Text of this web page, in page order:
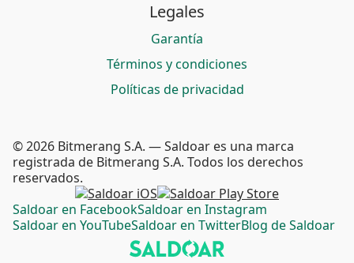
Legales
Garantía
Términos y condiciones
Políticas de privacidad
Saldoar en FacebookSaldoar en Instagram
Saldoar en YouTubeSaldoar en TwitterBlog de Saldoar
© 2026 Bitmerang S.A. — Saldoar es una marca
registrada de Bitmerang S.A. Todos los derechos
reservados.